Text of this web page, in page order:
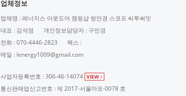
업체정보
업체명 : 레너지스 아웃도어 캠핑샵 쌍안경 스코프 씨투써밋
대표 : 김석영
개인정보담당자 : 구민경
전화 : 070-4446-2823
팩스 :
메일 : lenergy1009@gmail.com
사업자등록번호 : 306-46-14074 VIEW
통신판매업신고번호 : 제 2017-서울마포-0078 호